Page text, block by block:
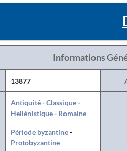
Informations
13877
Antiquité-Classique-
Hellénistique- Romaine
Période byzantine-
Protobyzantine